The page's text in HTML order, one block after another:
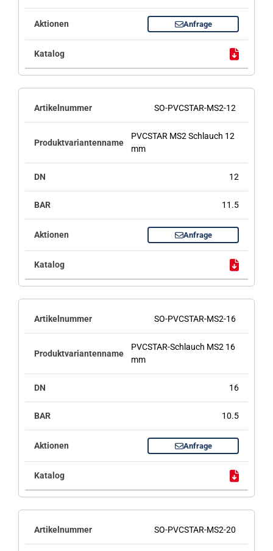
Anfrage
SO-PVCSTAR-MS2-12
PVCSTAR MS2 Schlauch 12
mm
12
11.5
Anfrage
SO-PVCSTAR-MS2-16
PVCSTAR-Schlauch MS2 16
mm
16
10.5
Anfrage
SO-PVCSTAR-MS2-20